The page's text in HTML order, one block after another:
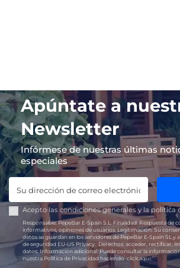
Apúntate a
Newsletter
Infórmese de nuestras últimas
especiales
Acepto las condiciones generales y lapolítica
Responsable:PepeBar E-Spain S.L. Finalidad: Respuesta de
informativos, opiniones de usuarios. Legitimación: Su
datos se guardan en los servidores de PepeBar E-Spain SL y
de seguridad EU-US Privacy. Derechos: acceder, rectificar,
datos.Información adicional:Puede consultar la
nuestra Política de Privacidad haciendoclick aquí.